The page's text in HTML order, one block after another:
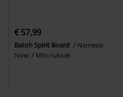
€ 57,99
Batoh Spirit Board
Nemesis
Now
Mini ruksak